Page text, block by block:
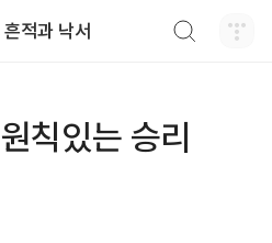
적과 낙서
칙있는 승리